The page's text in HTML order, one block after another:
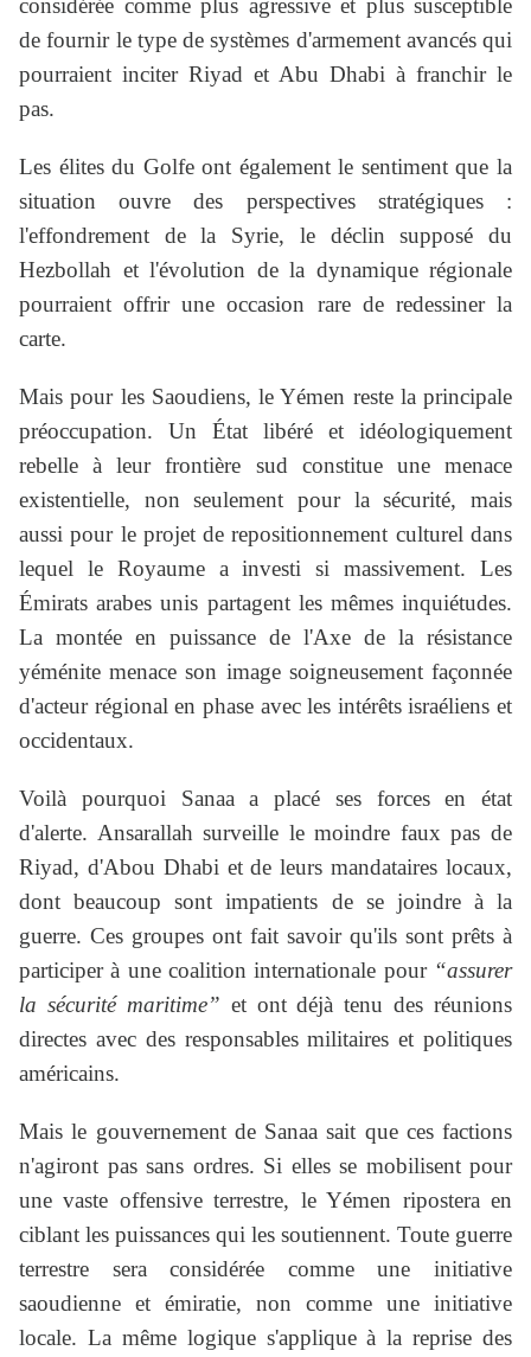
considérée comme plus agressive et plus susceptible
de fournir le type de systèmes d'armement avancés qui
pourraient inciter Riyad et Abu Dhabi à franchir le
pas.
Les élites du Golfe ont également le sentiment que la
situation ouvre des perspectives stratégiques :
l'effondrement de la Syrie, le déclin supposé du
Hezbollah et l'évolution de la dynamique régionale
pourraient offrir une occasion rare de redessiner la
carte.
Mais pour les Saoudiens, le Yémen reste la principale
préoccupation. Un État libéré et idéologiquement
rebelle à leur frontière sud constitue une menace
existentielle, non seulement pour la sécurité, mais
aussi pour le projet de repositionnement culturel dans
lequel le Royaume a investi si massivement. Les
Émirats arabes unis partagent les mêmes inquiétudes.
La montée en puissance de l'Axe de la résistance
yéménite menace son image soigneusement façonnée
d'acteur régional en phase avec les intérêts israéliens et
occidentaux.
Voilà pourquoi Sanaa a placé ses forces en état
d'alerte. Ansarallah surveille le moindre faux pas de
Riyad, d'Abou Dhabi et de leurs mandataires locaux,
dont beaucoup sont impatients de se joindre à la
guerre. Ces groupes ont fait savoir qu'ils sont prêts à
participer à une coalition internationale pour “assurer
la sécurité maritime” et ont déjà tenu des réunions
directes avec des responsables militaires et politiques
américains.
Mais le gouvernement de Sanaa sait que ces factions
n'agiront pas sans ordres. Si elles se mobilisent pour
une vaste offensive terrestre, le Yémen ripostera en
ciblant les puissances qui les soutiennent. Toute guerre
terrestre sera considérée comme une initiative
saoudienne et émiratie, non comme une initiative
locale. La même logique s'applique à la reprise des